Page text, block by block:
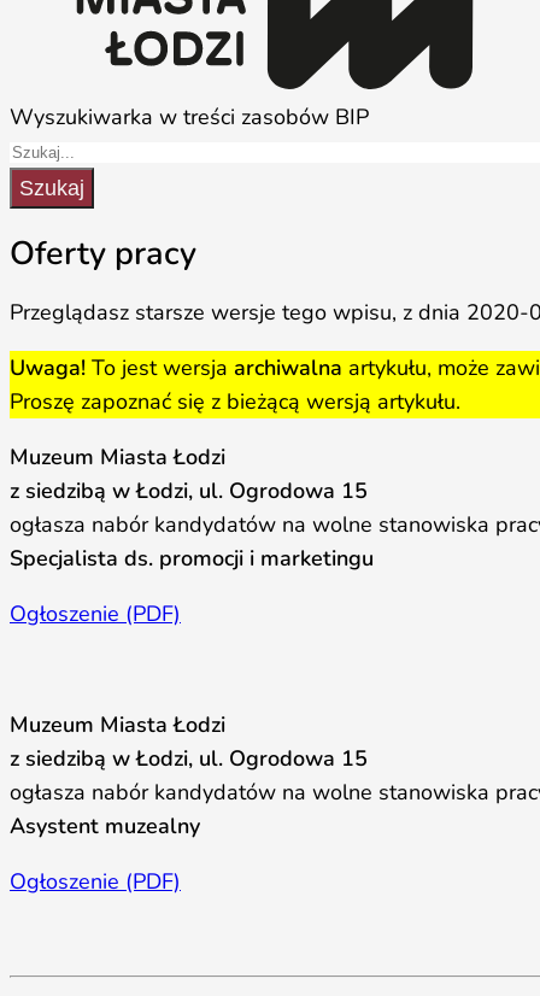
Wyszukiwarka w treści zasobów BIP
Szukaj
Oferty pracy
Przeglądasz starsze wersje tego wpisu, z dnia 2020-
Uwaga! To jest wersja archiwalna artykułu, może
Proszę zapoznać się z bieżącą wersją artykułu.
Muzeum Miasta Łodzi
z siedzibą w Łodzi, ul. Ogrodowa 15
ogłasza nabór kandydatów na wolne stanowiska
Specjalista ds. promocji i marketingu
Ogłoszenie (PDF)
Muzeum Miasta Łodzi
z siedzibą w Łodzi, ul. Ogrodowa 15
ogłasza nabór kandydatów na wolne stanowiska
Asystent muzealny
Ogłoszenie (PDF)